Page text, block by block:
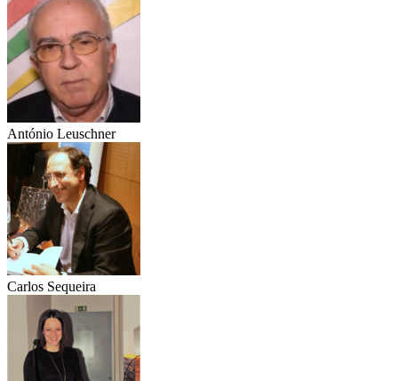
António Leuschner
Carlos Sequeira